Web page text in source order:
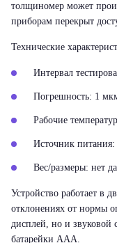
толщиномер может
приборам перекрыт
Технические
Интервал
Погрешность: 1
Рабочие
Источник
Вес/размеры: нет
Устройство работает в
отклонениях от нормы
дисплей, но и звуковой
батарейки ААА.